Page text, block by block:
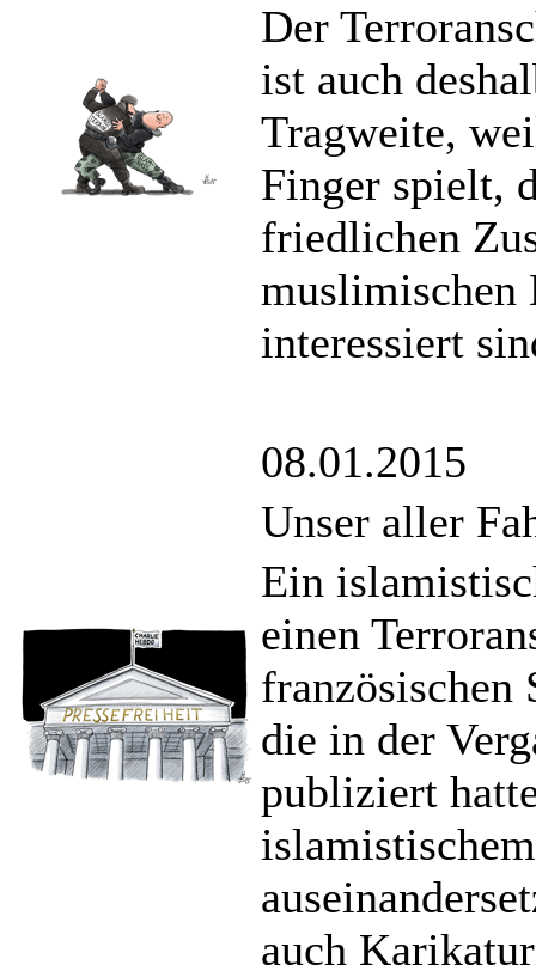
Der
ist auch
Tragweite,
Finger spielt,
friedlichen
muslimischen
interessiert
08.01.2015
Unser aller
Ein
einen
die in der
publiziert
auch